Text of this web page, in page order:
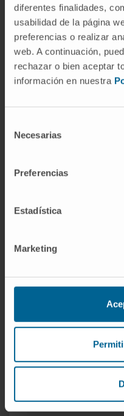
diferentes finalidades,
usabilidad de la página
preferencias o realizar
web. A continuación,
rechazar o bien aceptar
información en nuestra
Necesarias
Preferencias
Estadística
Marketing
ha sustituido en
ambulatorias, pero
con fluoroscopia
lo que se necesita
de la articulación
articulaciones)
una articulación
Entradas
Si desea
médico:
: